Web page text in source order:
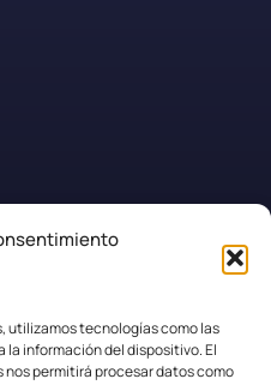
utilizamos tecnologías como las
la información del dispositivo. El
permitirá procesar datos como